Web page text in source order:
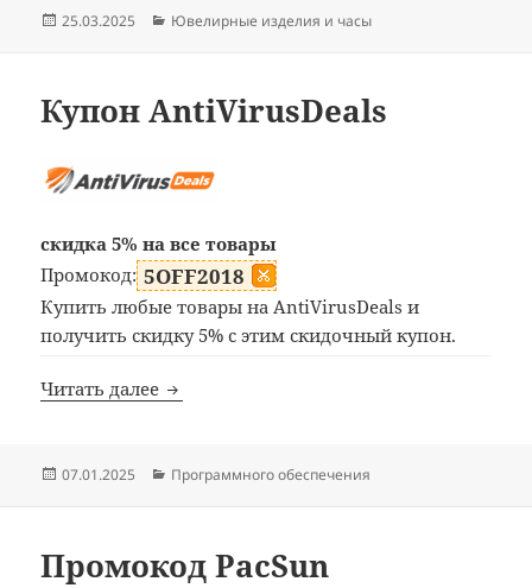
Опубликовано
25.03.2025 Рубрики
Ювелирные изделия и часы
Купон AntiVirusDeals
скидка 5% на все товары
Промокод: 5OFF2018
Купить любые товары на AntiVirusDeals и
получить скидку 5% с этим скидочный купон.
Читать далее Купон AntiVirusDeals
Опубликовано
07.01.2025 Рубрики
Программного обеспечения
Промокод PacSun